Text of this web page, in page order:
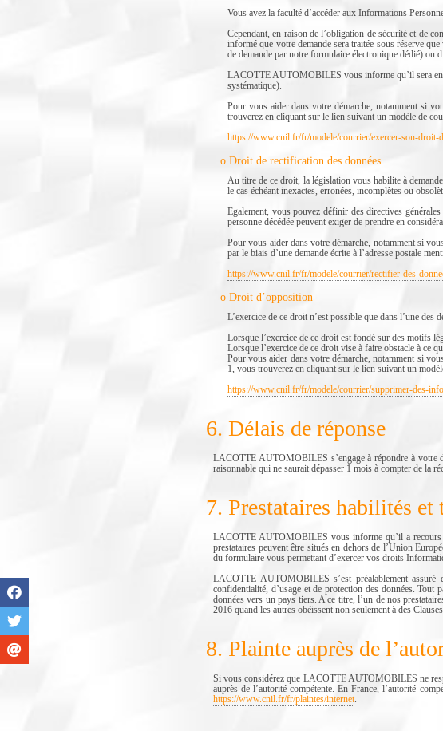
Vous avez la faculté d’accéder aux Informations
Cependant, en raison de l’obligation de sécurité et de
informé que votre demande sera traitée sous réserve
de demande par notre formulaire électronique dédié) ou
LACOTTE AUTOMOBILES vous informe qu’il sera en
systématique).
Pour vous aider dans votre démarche, notamment si
trouverez en cliquant sur le lien suivant un modèle de
https://www.cnil.fr/fr/modele/courrier/exercer-son-droit-
o Droit de rectification des données
Au titre de ce droit, la législation vous habilite à
le cas échéant inexactes, erronées, incomplètes ou
Egalement, vous pouvez définir des directives
personne décédée peuvent exiger de prendre en
Pour vous aider dans votre démarche, notamment si
par le biais d’une demande écrite à l’adresse postale
https://www.cnil.fr/fr/modele/courrier/rectifier-des-
o Droit d’opposition
L’exercice de ce droit n’est possible que dans l’une des
Lorsque l’exercice de ce droit est fondé sur des motifs
Lorsque l’exercice de ce droit vise à faire obstacle à ce
Pour vous aider dans votre démarche, notamment si
1, vous trouverez en cliquant sur le lien suivant un
https://www.cnil.fr/fr/modele/courrier/supprimer-des-
6. Délais de réponse
LACOTTE AUTOMOBILES s’engage à répondre à votre
raisonnable qui ne saurait dépasser 1 mois à compter de la
7. Prestataires habilités
LACOTTE AUTOMOBILES vous informe qu’il a recours
prestataires peuvent être situés en dehors de l’Union
du formulaire vous permettant d’exercer vos droits
LACOTTE AUTOMOBILES s’est préalablement
confidentialité, d’usage et de protection des données. Tout
données vers un pays tiers. A ce titre, l’un de nos
2016 quand les autres obéissent non seulement à des
8. Plainte auprès de
Si vous considérez que LACOTTE AUTOMOBILES ne
auprès de l’autorité compétente. En France, l’autorité
https://www.cnil.fr/fr/plaintes/internet.